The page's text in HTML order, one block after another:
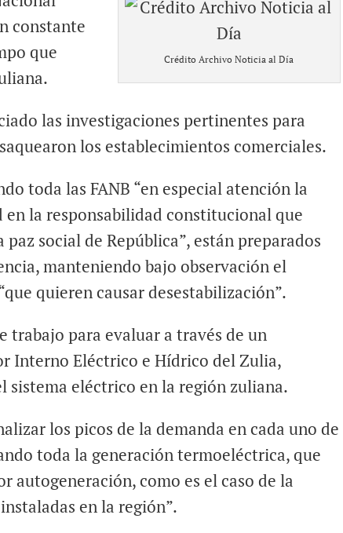
Crédito Archivo Noticia al Día
constante
que
las investigaciones pertinentes para
los establecimientos comerciales.
toda las FANB “en especial atención la
la responsabilidad constitucional que
social de República”, están preparados
manteniendo bajo observación el
quieren causar desestabilización”.
trabajo para evaluar a través de un
Interno Eléctrico e Hídrico del Zulia,
eléctrico en la región zuliana.
los picos de la demanda en cada uno de
toda la generación termoeléctrica, que
autogeneración, como es el caso de la
en la región”.